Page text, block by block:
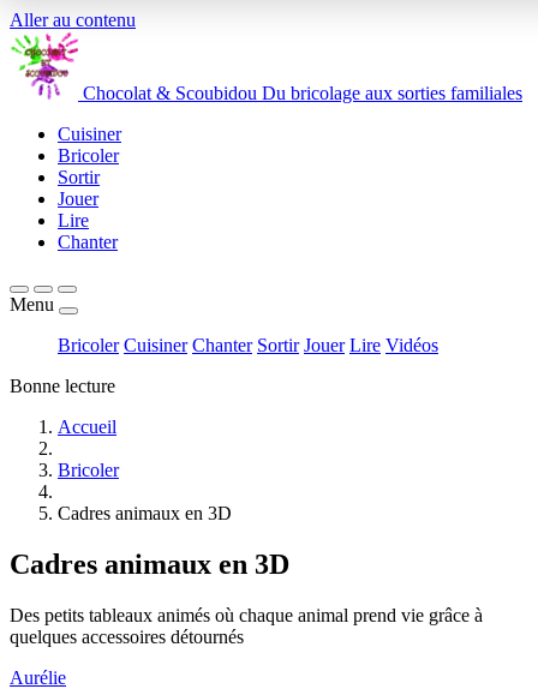
Aller au contenu
Chocolat & Scoubidou Du bricolage aux sorties familiales
Cuisiner
Bricoler
Sortir
Jouer
Lire
Chanter
Menu
Bricoler Cuisiner Chanter Sortir Jouer Lire Vidéos
Bonne lecture
Accueil
Bricoler
Cadres animaux en 3D
Cadres animaux en 3D
Des petits tableaux animés où chaque animal prend vie grâce à
quelques accessoires détournés
Aurélie